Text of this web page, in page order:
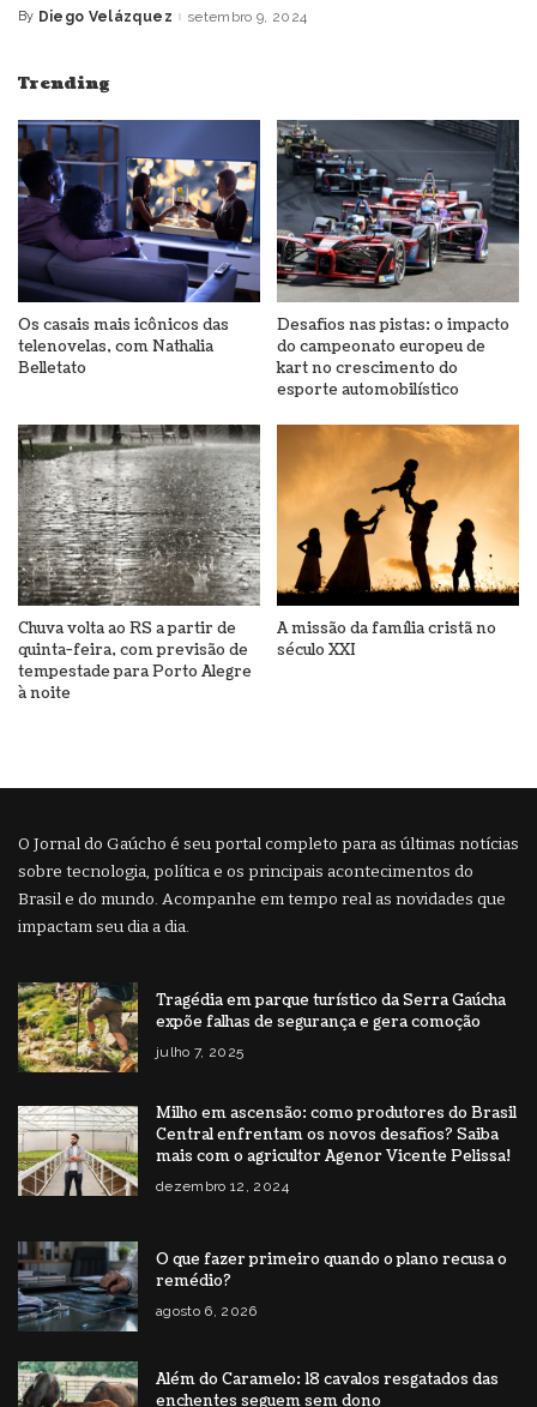
Posted
By Diego Velázquez setembro 9, 2024
Trending
Os casais mais icônicos das
telenovelas, com Nathalia
Belletato
Desafios nas pistas: o impacto
do campeonato europeu de
kart no crescimento do
esporte automobilístico
Chuva volta ao RS a partir de
quinta-feira, com previsão de
tempestade para Porto Alegre
à noite
A missão da família cristã no
século XXI
O Jornal do Gaúcho é seu portal completo para as últimas notícias
sobre tecnologia, política e os principais acontecimentos do
Brasil e do mundo. Acompanhe em tempo real as novidades que
impactam seu dia a dia.
Tragédia em parque turístico da Serra Gaúcha
expõe falhas de segurança e gera comoção
julho 7, 2025
Milho em ascensão: como produtores do Brasil
Central enfrentam os novos desafios? Saiba
mais com o agricultor Agenor Vicente Pelissa!
dezembro 12, 2024
O que fazer primeiro quando o plano recusa o
remédio?
agosto 6, 2026
Além do Caramelo: 18 cavalos resgatados das
enchentes seguem sem dono